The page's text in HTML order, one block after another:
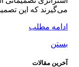
می‌گیرند که این
ادامه مطلب
بستن
آخرین مقالات